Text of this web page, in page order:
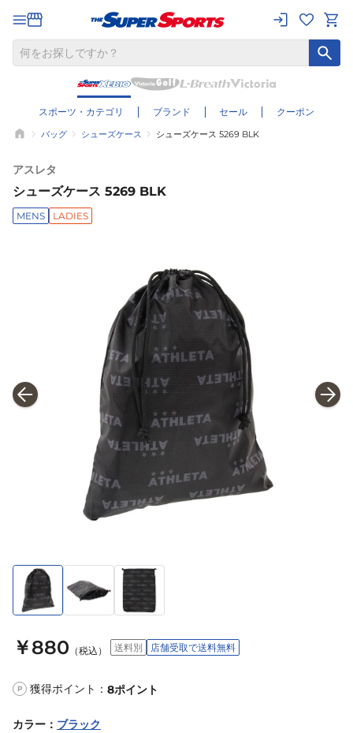
スポーツ・カテゴリ ブランド セール クーポン
バッグ シューズケース シューズケース 5269 BLK
アスレタ
シューズケース 5269 BLK
MENS LADIES
￥880 （税込） 送料別 店舗受取で送料無料
P 獲得ポイント： 8ポイント
カラー ： ブラック